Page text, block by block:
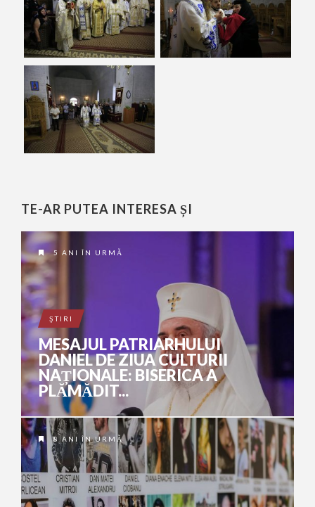
TE-AR PUTEA INTERESA ȘI
5 ANI ÎN URMĂ
ŞTIRI
MESAJUL PATRIARHULUI
DANIEL DE ZIUA CULTURII
NAȚIONALE: BISERICA A
PLĂMĂDIT...
8 ANI ÎN URMĂ